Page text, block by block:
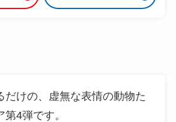
だけの、虚無な表情の動物た
4弾です。